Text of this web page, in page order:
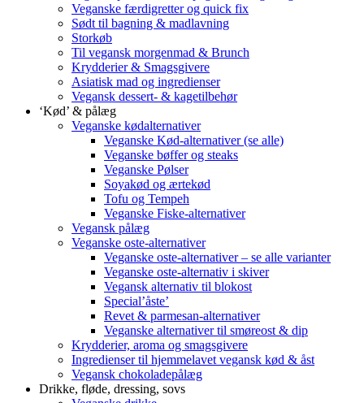
Veganske færdigretter og quick fix
Sødt til bagning & madlavning
Storkøb
Til vegansk morgenmad & Brunch
Krydderier & Smagsgivere
Asiatisk mad og ingredienser
Vegansk dessert- & kagetilbehør
‘Kød’ & pålæg
Veganske kødalternativer
Veganske Kød-alternativer (se alle)
Veganske bøffer og steaks
Veganske Pølser
Soyakød og ærtekød
Tofu og Tempeh
Veganske Fiske-alternativer
Vegansk pålæg
Veganske oste-alternativer
Veganske oste-alternativer – se alle varianter
Veganske oste-alternativ i skiver
Vegansk alternativ til blokost
Special’åste’
Revet & parmesan-alternativer
Veganske alternativer til smøreost & dip
Krydderier, aroma og smagsgivere
Ingredienser til hjemmelavet vegansk kød & åst
Vegansk chokoladepålæg
Drikke, fløde, dressing, sovs